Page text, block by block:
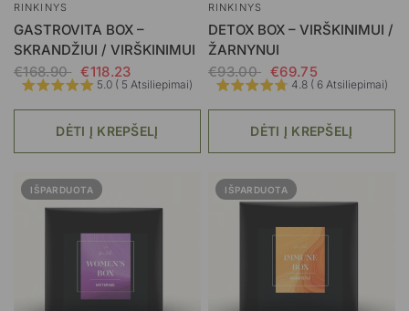
RINKINYS
GASTROVITA BOX –
SKRANDŽIUI / VIRŠKINIMUI
€168.90
€118.23
5.0 ( 5 Atsiliepimai)
DĖTI Į KREPŠELĮ
RINKINYS
DETOX BOX – VIRŠKINIMUI /
ŽARNYNUI
€93.00
€69.75
4.8 ( 6 Atsiliepimai)
DĖTI Į KREPŠELĮ
IŠPARDUOTA IŠPARDUOTA